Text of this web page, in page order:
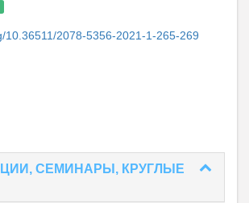
10.36511/2078-5356-2021-1-265-269
СЕМИНАРЫ, КРУГЛЫЕ